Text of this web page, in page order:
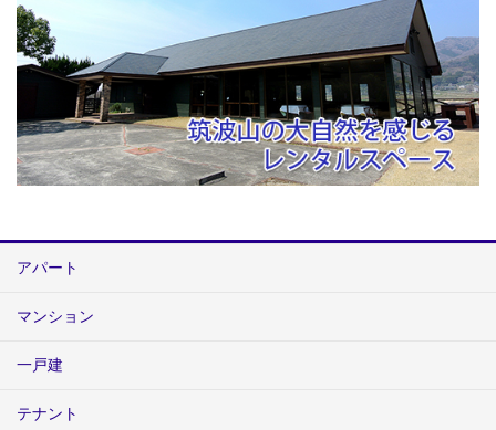
アパート
マンション
一戸建
テナント